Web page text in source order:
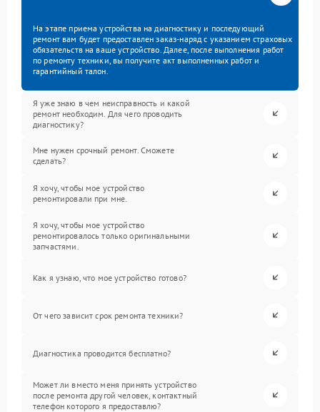
На этапе приема устройства на диагностику и последующий
ремонт вам будет предоставлен заказ-наряд с указанием страховых
обязательств на ваше устройство. Далее, после выполнения работ
по ремонту техники, вы получите акт выполненных работ и
гарантийный талон.
Я уже знаю в чем неисправность и какой
ремонт необходим. Для чего проводить
диагностику?
Мне нужен срочный ремонт. Сможете
сделать?
Я хочу, чтобы мое устройство
ремонтировали при мне.
Я хочу, чтобы мое устройство
ремонтировалось только оригинальными
запчастями.
Как я узнаю, что мое устройство готово?
От чего зависит срок ремонта техники?
Диагностика проводится бесплатно?
Может ли вместо меня принять устройство
после ремонта другой человек, контактный
телефон которого я предоставлю?